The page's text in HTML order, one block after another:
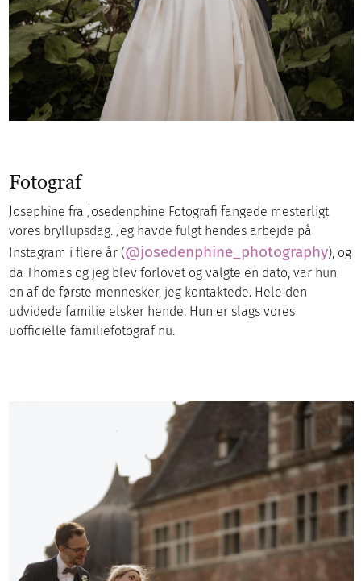
Fotograf
Josephine fra Josedenphine Fotografi fangede mesterligt
vores bryllupsdag. Jeg havde fulgt hendes arbejde på
Instagram i flere år (@josedenphine_photography), og
da Thomas og jeg blev forlovet og valgte en dato, var hun
en af de første mennesker, jeg kontaktede. Hele den
udvidede familie elsker hende. Hun er slags vores
uofficielle familiefotograf nu.